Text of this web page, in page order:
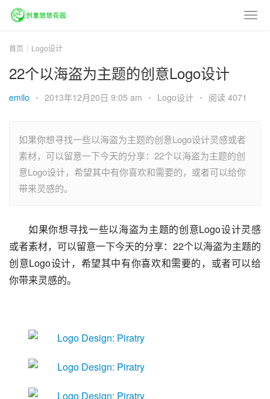
首页 Logo设计
22个以海盗为主题的创意Logo设计
emilo • 2013年12月20日 9:05 am • Logo设计 • 阅读 4071
如果你想寻找一些以海盗为主题的创意Logo设计灵感或者
素材，可以留意一下今天的分享：22个以海盗为主题的创
意Logo设计，希望其中有你喜欢和需要的，或者可以给你
带来灵感的。
如果你想寻找一些以海盗为主题的创意Logo设计灵感
或者素材，可以留意一下今天的分享：22个以海盗为主题的
创意Logo设计，希望其中有你喜欢和需要的，或者可以给
你带来灵感的。